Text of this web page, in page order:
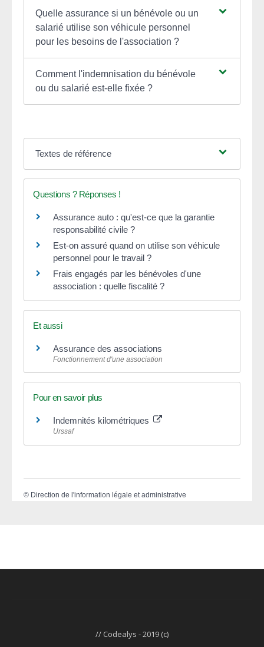
Quelle assurance si un bénévole ou un
salarié utilise son véhicule personnel
pour les besoins de l'association ?
Comment l'indemnisation du bénévole
ou du salarié est-elle fixée ?
Textes de référence
Questions ? Réponses !
Assurance auto : qu'est-ce que la garantie
responsabilité civile ?
Est-on assuré quand on utilise son véhicule
personnel pour le travail ?
Frais engagés par les bénévoles d'une
association : quelle fiscalité ?
Et aussi
Assurance des associations
Fonctionnement d'une association
Pour en savoir plus
Indemnités kilométriques
Urssaf
© Direction de l'information légale et administrative
// Codealys - 2019 (c)